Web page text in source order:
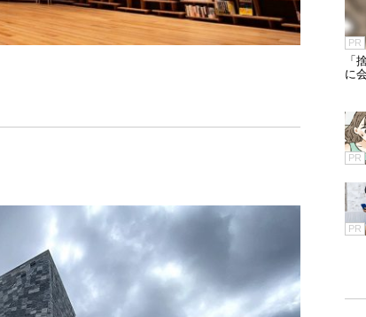
PR
「
に
PR
PR